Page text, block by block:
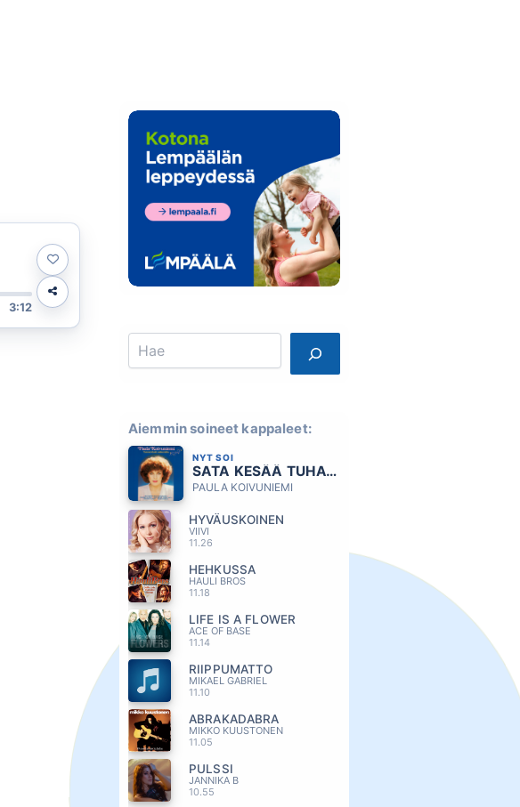
3:12
Search
Aiemmin soineet kappaleet:
NYT SOI
SATA KESÄÄ TUHAT YÖTÄ
PAULA KOIVUNIEMI
HYVÄUSKOINEN
VIIVI
11.26
HEHKUSSA
HAULI BROS
11.18
LIFE IS A FLOWER
ACE OF BASE
11.14
RIIPPUMATTO
MIKAEL GABRIEL
11.10
ABRAKADABRA
MIKKO KUUSTONEN
11.05
PULSSI
JANNIKA B
10.55